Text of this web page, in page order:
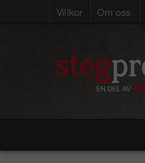
Villkor Om oss